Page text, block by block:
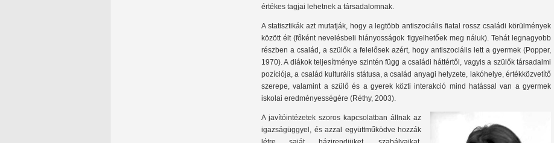
értékes tagjai lehetnek a társadalomnak.
A statisztikák azt mutatják, hogy a legtöbb antiszociális fiatal rossz családi körülmények
között élt (főként nevelésbeli hiányosságok figyelhetőek meg náluk). Tehát legnagyobb
részben a család, a szülők a felelősek azért, hogy antiszociális lett a gyermek (Popper,
1970). A diákok teljesítménye szintén függ a családi háttértől, vagyis a szülők társadalmi
pozíciója, a család kulturális státusa, a család anyagi helyzete, lakóhelye, értékközvetítő
szerepe, valamint a szülő és a gyerek közti interakció mind hatással van a gyermek
iskolai eredményességére (Réthy, 2003).
A javítóintézetek szoros kapcsolatban állnak az
igazságüggyel, és azzal együttműködve hozzák